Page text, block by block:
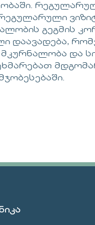
გეგმის
დაავადება,
და